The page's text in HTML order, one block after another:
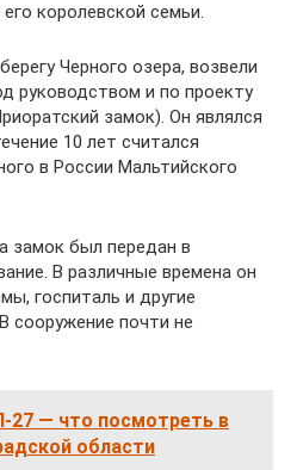
королевской семьи.
Черного озера, возвели
руководством и по проекту
замок). Он являлся
10 лет считался
в России Мальтийского
замок был передан в
В различные времена он
госпиталь и другие
сооружение почти не
27 — что посмотреть в
области